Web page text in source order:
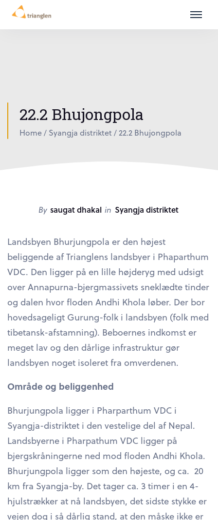
22.2 Bhujongpola
Home/ Syangja distriktet / 22.2 Bhujongpola
By saugat dhakal in Syangja distriktet
Landsbyen Bhurjungpola er den højest
beliggende af Trianglens landsbyer i Phaparthum
VDC. Den ligger på en lille højderyg med udsigt
over Annapurna-bjergmassivets sneklædte tinder
og dalen hvor floden Andhi Khola løber. Der bor
hovedsageligt Gurung-folk i landsbyen (folk med
tibetansk-afstamning). Beboernes indkomst er
meget lav og den dårlige infrastruktur gør
landsbyen noget isoleret fra omverdenen.
Område og beliggenhed
Bhurjungpola ligger i Pharparthum VDC i
Syangja-distriktet i den vestelige del af Nepal.
Landsbyerne i Pharpathum VDC ligger på
bjergskråningerne ned mod floden Andhi Khola.
Bhurjungpola ligger som den højeste, og ca. 20
km fra Syangja-by. Det tager ca. 3 timer i en 4-
hjulstrækker at nå landsbyen, det sidste stykke er
vejen dog i så dårlig stand, at den måske ikke er